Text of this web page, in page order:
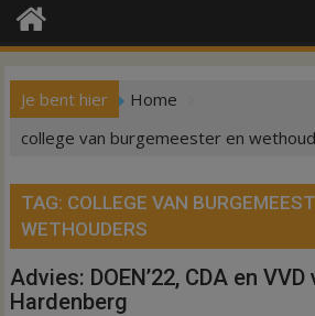
Je bent hier
Home
college van burgemeester en
TAG: COLLEGE VAN
WETHOUDERS
Advies: DOEN’22, CDA en
Hardenberg